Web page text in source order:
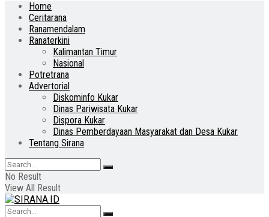
Home
Ceritarana
Ranamendalam
Ranaterkini
Kalimantan Timur
Nasional
Potretrana
Advertorial
Diskominfo Kukar
Dinas Pariwisata Kukar
Dispora Kukar
Dinas Pemberdayaan Masyarakat dan Desa Kukar
Tentang Sirana
No Result
View All Result